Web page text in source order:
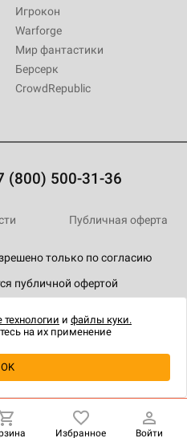
| 2 990 ₽
Игрокон
Warforge
Мир фантастики
Берсерк
CrowdRepublic
(800) 500-31-36
только по согласию
публичной офертой
Публичная оферта
Избранное Войти
и файлы куки.
на их применение
OK